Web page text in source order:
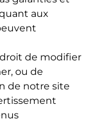
aux
droit de modifier
ou de
de notre site